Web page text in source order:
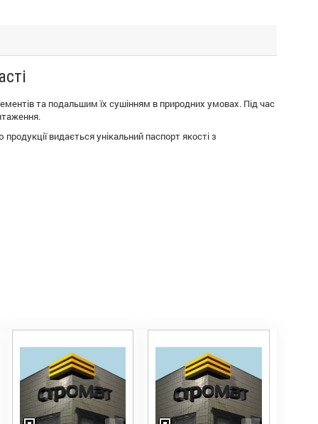
та подальшим їх сушінням в природних умовах. Під час
видається унікальний паспорт якості з